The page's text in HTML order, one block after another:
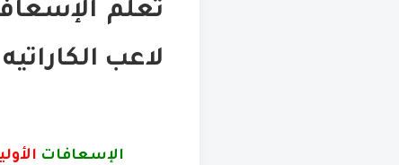
تعلم
لاعب
الإسعافات